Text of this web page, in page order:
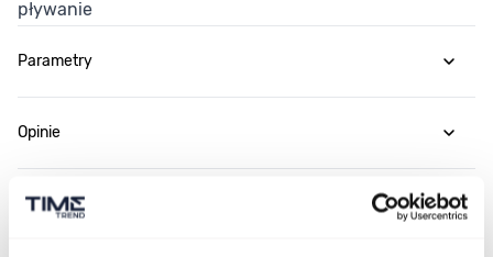
pływanie
Parametry
Opinie
Zapytaj o produkt